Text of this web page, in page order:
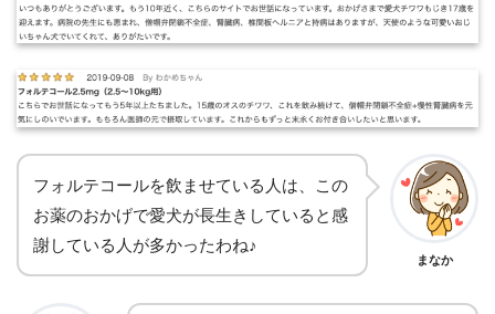
フォルテコールを飲ませている人は、この
お薬のおかげで愛犬が長生きしていると感
謝している人が多かったわね♪
まなか